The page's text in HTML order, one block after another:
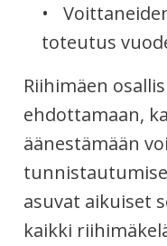
toteutus
Riihimäen
ehdottamaan,
äänestämään
asuvat aikuiset
kaikki